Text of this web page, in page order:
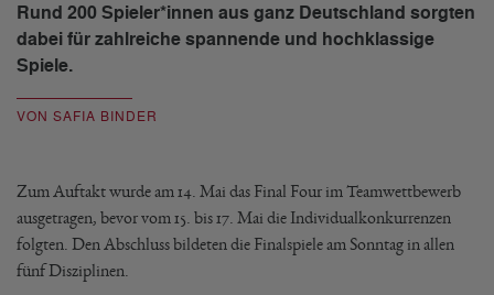
Rund 200 Spieler*innen aus ganz Deutschland sorgten
dabei für zahlreiche spannende und hochklassige
Spiele.
VON SAFIA BINDER
Zum Auftakt wurde am 14. Mai das Final Four im Teamwettbewerb
ausgetragen, bevor vom 15. bis 17. Mai die Individualkonkurrenzen
folgten. Den Abschluss bildeten die Finalspiele am Sonntag in allen
fünf Disziplinen.